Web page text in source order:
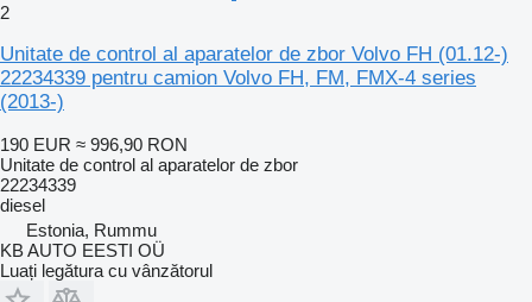
2
Unitate de control al aparatelor de zbor Volvo FH (01.12-)
22234339 pentru camion Volvo FH, FM, FMX-4 series
(2013-)
190 EUR ≈ 996,90 RON
Unitate de control al aparatelor de zbor
22234339
diesel
Estonia, Rummu
KB AUTO EESTI OÜ
Luați legătura cu vânzătorul